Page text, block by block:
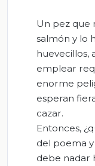
Un pez que
salmón y lo
huevecillos,
emplear
enorme
esperan
cazar.
Entonces,
del poema
debe nadar